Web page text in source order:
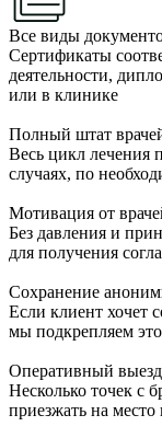
Все виды
Сертификаты
деятельности,
или в клинике
Полный штат
Весь цикл лечения
случаях, по
Мотивация от
Без давления и
для получения
Сохранение
Если клиент хочет
мы подкрепляем
Оперативный выезд
Несколько точек с
приезжать на место